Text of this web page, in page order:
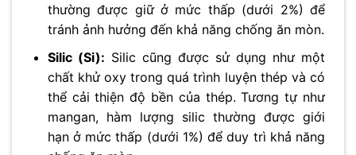
thường được giữ ở mức thấp (dưới 2%) để
tránh ảnh hưởng đến khả năng chống ăn mòn.
Silic (Si): Silic cũng được sử dụng như một
chất khử oxy trong quá trình luyện thép và có
thể cải thiện độ bền của thép. Tương tự như
mangan, hàm lượng silic thường được giới
hạn ở mức thấp (dưới 1%) để duy trì khả năng